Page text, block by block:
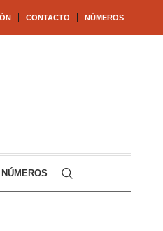
CONTACTO NÚMEROS
NÚMEROS